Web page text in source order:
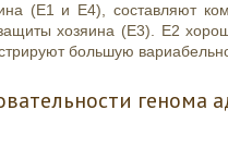
(E1 и E4), составляют
хозяина (E3). E2
большую
генома